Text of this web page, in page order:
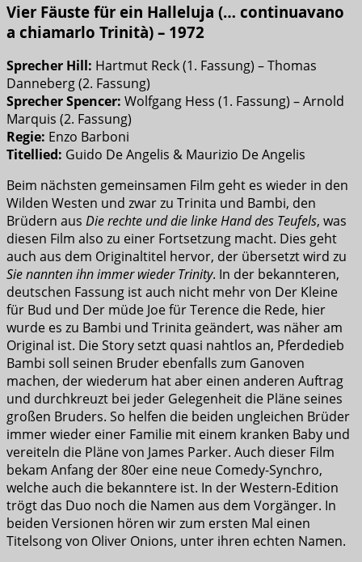
Vier Fäuste für ein Halleluja (… continuavano
a chiamarlo Trinità) – 1972
Sprecher Hill: Hartmut Reck (1. Fassung) – Thomas
Danneberg (2. Fassung)
Sprecher Spencer: Wolfgang Hess (1. Fassung) – Arnold
Marquis (2. Fassung)
Regie: Enzo Barboni
Titellied: Guido De Angelis & Maurizio De Angelis
Beim nächsten gemeinsamen Film geht es wieder in den
Wilden Westen und zwar zu Trinita und Bambi, den
Brüdern aus Die rechte und die linke Hand des Teufels, was
diesen Film also zu einer Fortsetzung macht. Dies geht
auch aus dem Originaltitel hervor, der übersetzt wird zu
Sie nannten ihn immer wieder Trinity. In der bekannteren,
deutschen Fassung ist auch nicht mehr von Der Kleine
für Bud und Der müde Joe für Terence die Rede, hier
wurde es zu Bambi und Trinita geändert, was näher am
Original ist. Die Story setzt quasi nahtlos an, Pferdedieb
Bambi soll seinen Bruder ebenfalls zum Ganoven
machen, der wiederum hat aber einen anderen Auftrag
und durchkreuzt bei jeder Gelegenheit die Pläne seines
großen Bruders. So helfen die beiden ungleichen Brüder
immer wieder einer Familie mit einem kranken Baby und
vereiteln die Pläne von James Parker. Auch dieser Film
bekam Anfang der 80er eine neue Comedy-Synchro,
welche auch die bekanntere ist. In der Western-Edition
trögt das Duo noch die Namen aus dem Vorgänger. In
beiden Versionen hören wir zum ersten Mal einen
Titelsong von Oliver Onions, unter ihren echten Namen.